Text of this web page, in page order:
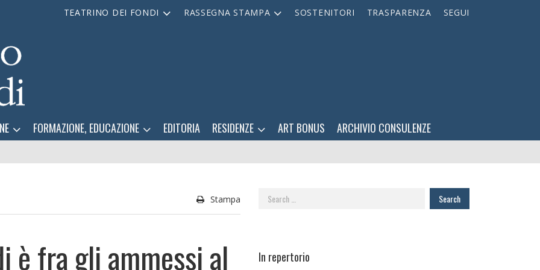
TEATRINO DEI FONDI RASSEGNA STAMPA SOSTENITORI TRASPARENZA SEGUI
FORMAZIONE, EDUCAZIONE EDITORIA RESIDENZE ART BONUS ARCHIVIO CONSULENZE
Stampa
è fra gli ammessi al
Search
for:
In repertorio